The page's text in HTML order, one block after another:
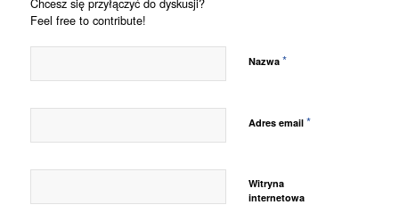
Feel free to contribute!
Nazwa *
Adres email *
Witryna
internetowa